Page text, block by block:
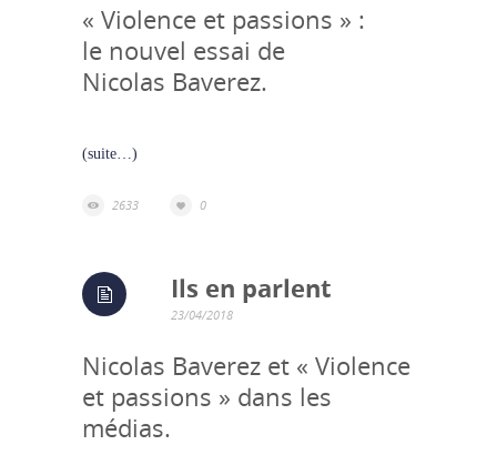
« Violence et passions » :
le nouvel essai de
Nicolas Baverez.
(suite…)
2633 0
Ils en parlent
23/04/2018
Nicolas Baverez et « Violence
et passions » dans les
médias.